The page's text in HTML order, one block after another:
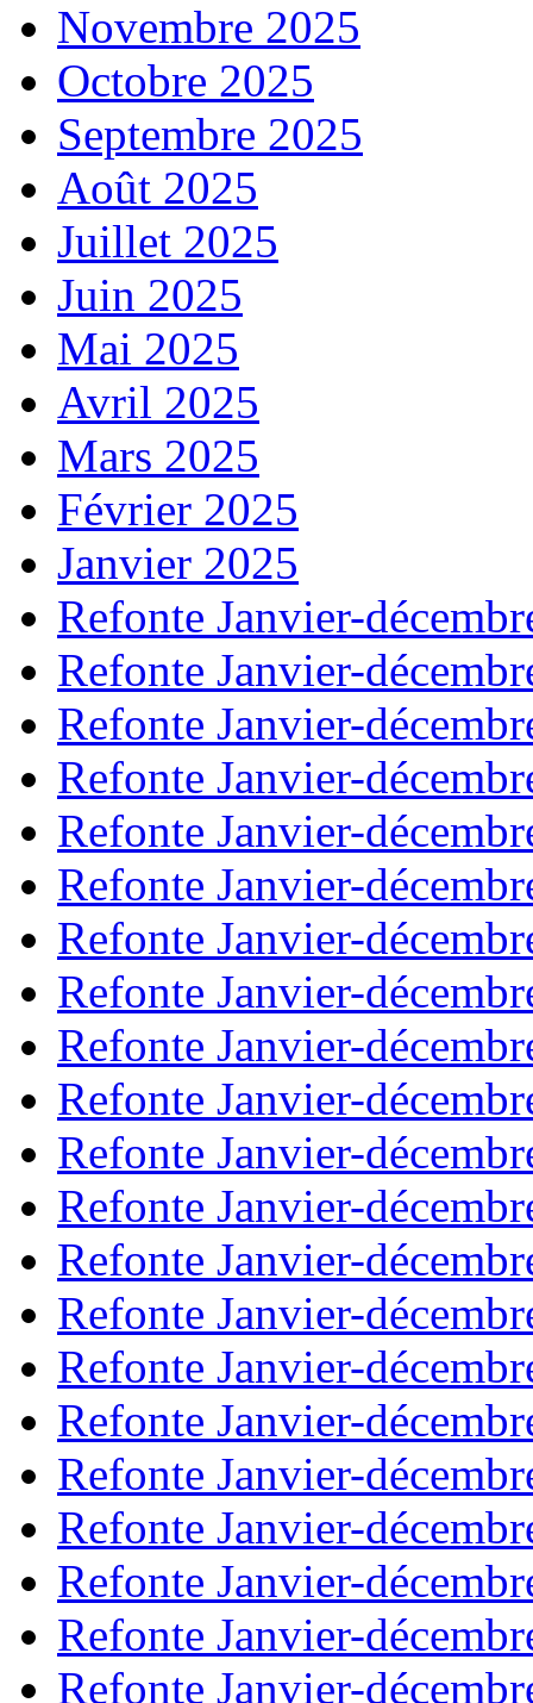
Novembre 2025
Octobre 2025
Septembre 2025
Août 2025
Juillet 2025
Juin 2025
Mai 2025
Avril 2025
Mars 2025
Février 2025
Janvier 2025
Refonte Janvier-
Refonte Janvier-
Refonte Janvier-
Refonte Janvier-
Refonte Janvier-
Refonte Janvier-
Refonte Janvier-
Refonte Janvier-
Refonte Janvier-
Refonte Janvier-
Refonte Janvier-
Refonte Janvier-
Refonte Janvier-
Refonte Janvier-
Refonte Janvier-
Refonte Janvier-
Refonte Janvier-
Refonte Janvier-
Refonte Janvier-
Refonte Janvier-
Refonte Janvier-